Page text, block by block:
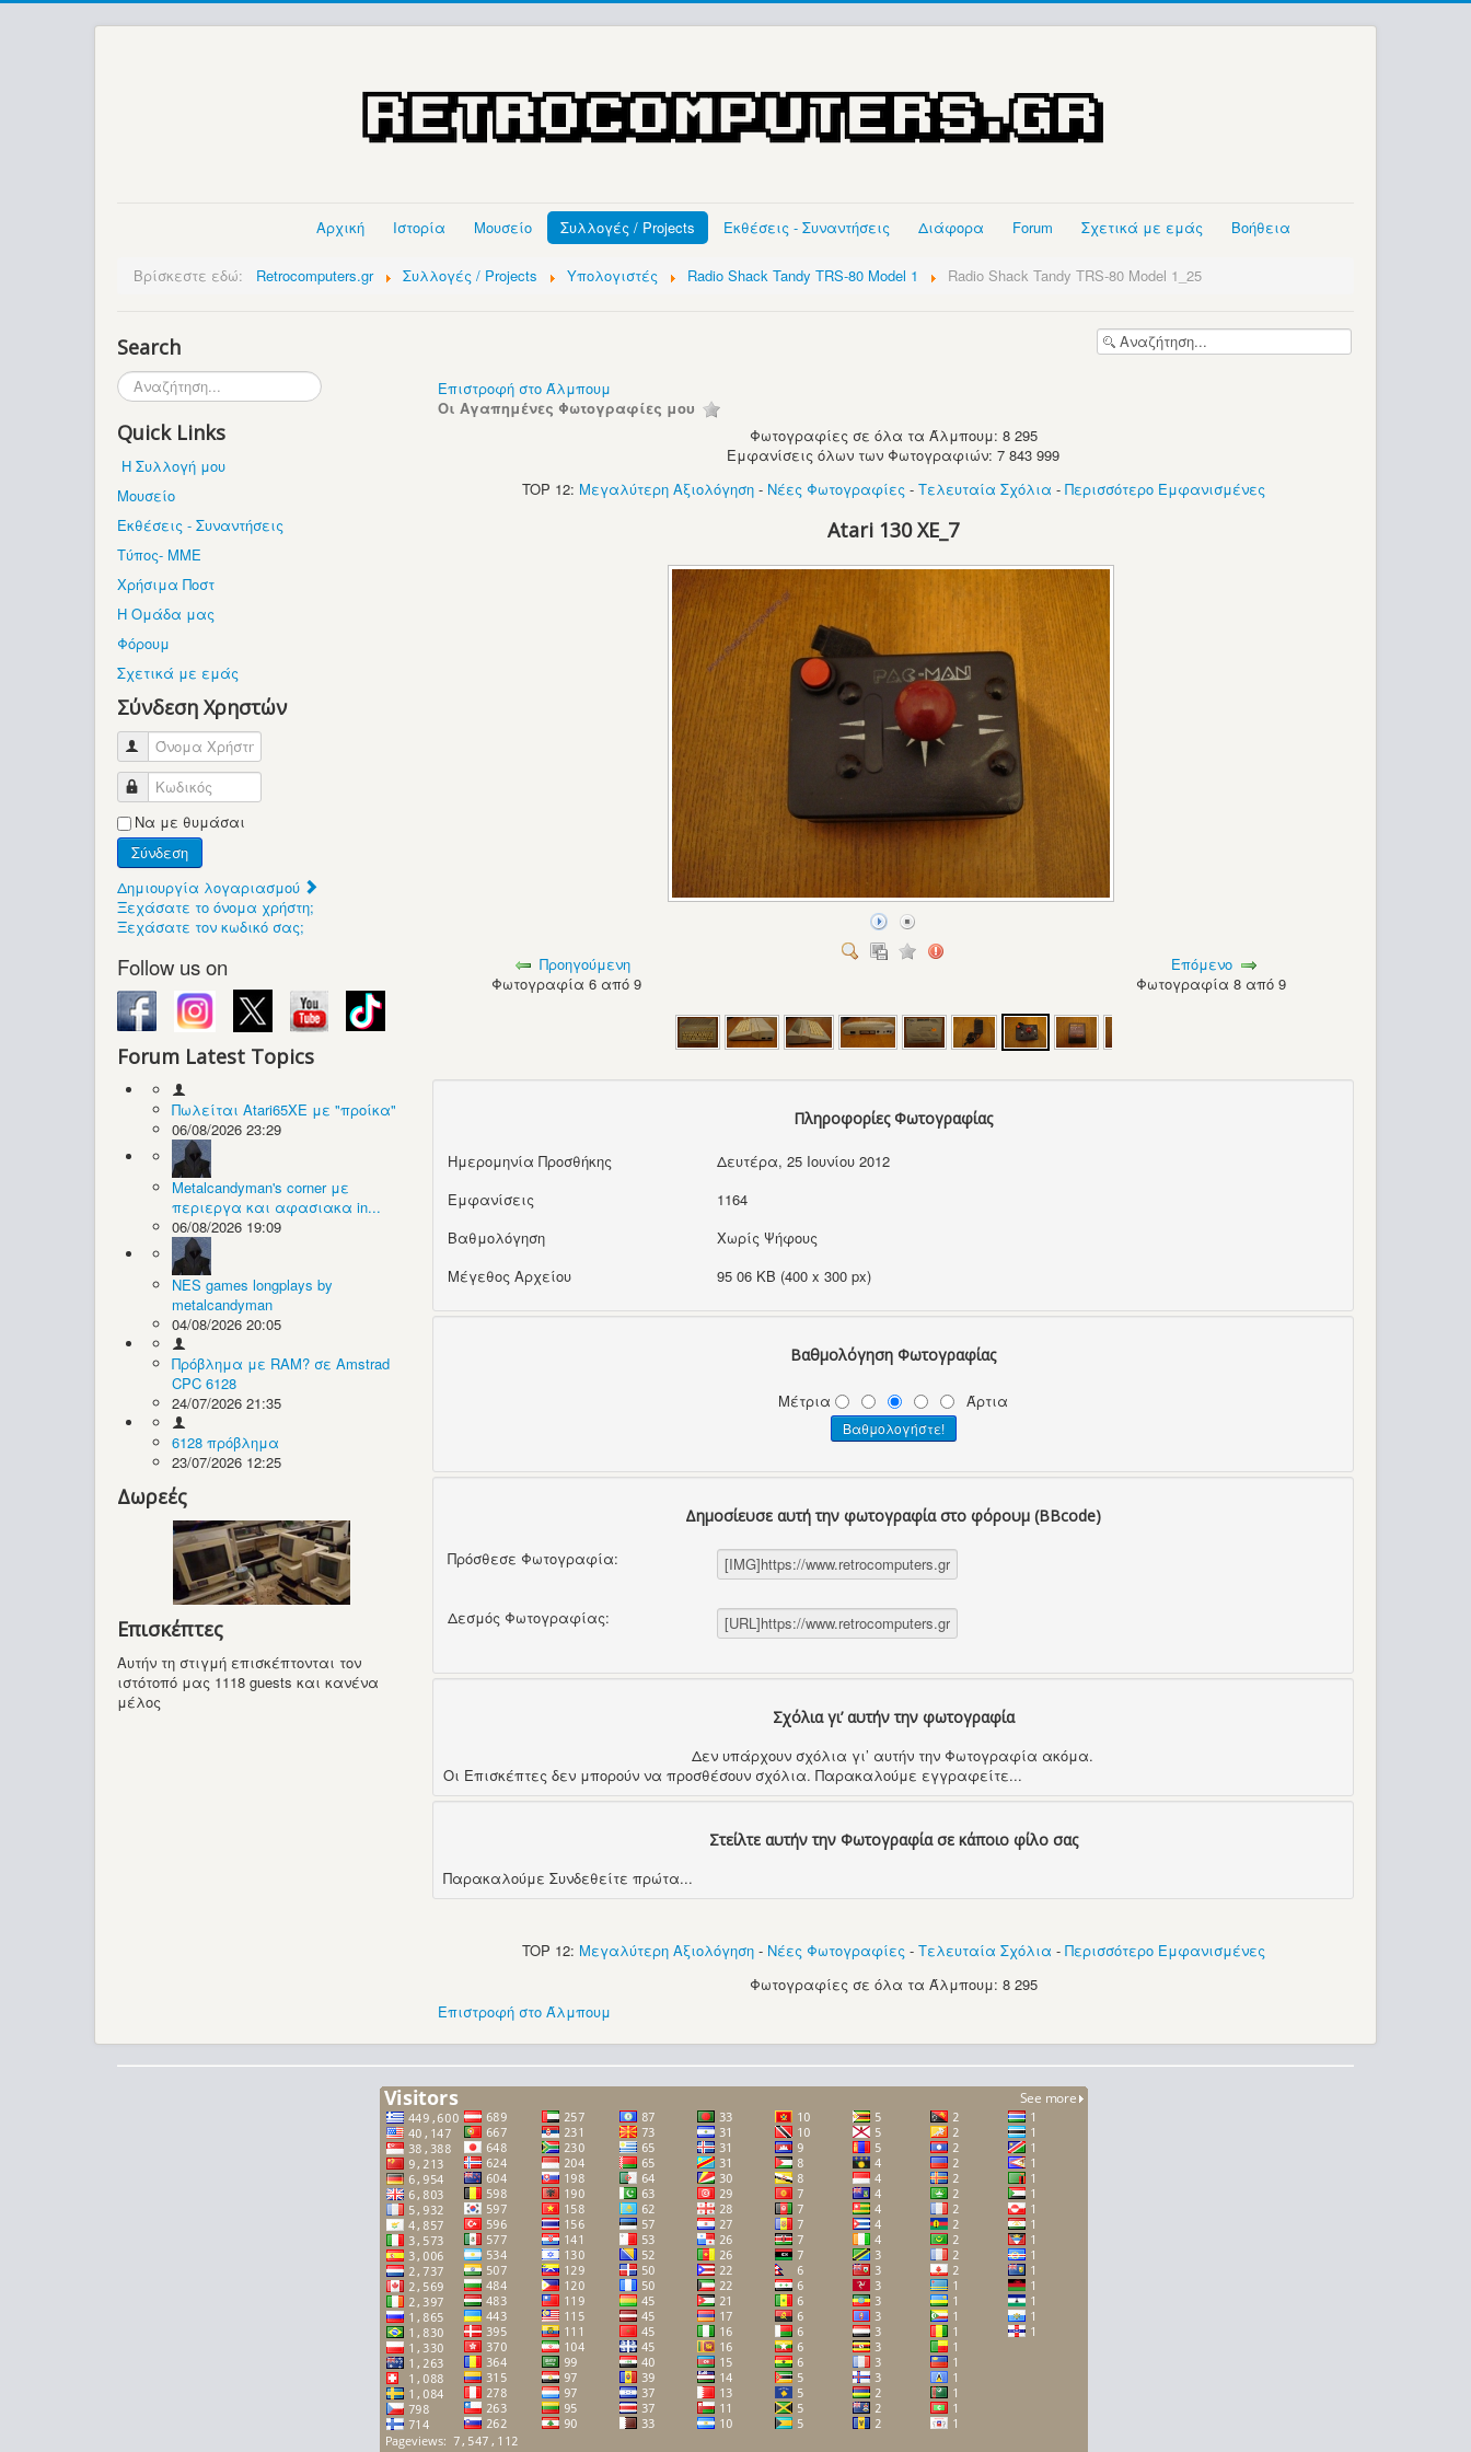
Αρχική Ιστορία Μουσείο Συλλογές / Projects Εκθέσεις - Συναντήσεις Διάφορα Forum Σχετικά με εμάς Βοήθεια
Βρίσκεστε εδώ: Retrocomputers.gr Συλλογές / Projects Υπολογιστές Radio Shack Tandy TRS-80 Model 1 Radio Shack Tandy TRS-80 Model 1_25
Search
Αναζήτηση...
Quick Links
Η Συλλογή μου
Μουσείο
Εκθέσεις - Συναντήσεις
Τύπος- ΜΜΕ
Χρήσιμα Ποστ
Η Ομάδα μας
Φόρουμ
Σχετικά με εμάς
Σύνδεση Χρηστών
Όνομα Χρήστη
Κωδικός
Να με θυμάσαι
Σύνδεση
Δημιουργία λογαριασμού
Ξεχάσατε το όνομα χρήστη;
Ξεχάσατε τον κωδικό σας;
Follow us on
Forum Latest Topics
Πωλείται Atari65XE με "προίκα"
06/08/2026 23:29
Metalcandyman's corner με
περιεργα και αφασιακα in...
06/08/2026 19:09
NES games longplays by
metalcandyman
04/08/2026 20:05
Πρόβλημα με RAM? σε Amstrad
CPC 6128
24/07/2026 21:35
6128 πρόβλημα
23/07/2026 12:25
Δωρεές
Επισκέπτες
Αυτήν τη στιγμή επισκέπτονται τον
ιστότοπό μας 1118 guests και κανένα
μέλος
Επιστροφή στο Άλμπουμ
Οι Αγαπημένες Φωτογραφίες μου
Φωτογραφίες σε όλα τα Άλμπουμ: 8 295
Εμφανίσεις όλων των Φωτογραφιών: 7 843 999
TOP 12: Μεγαλύτερη Αξιολόγηση- Νέες Φωτογραφίες - Τελευταία Σχόλια - Περισσότερο Εμφανισμένες
Atari 130 XE_7
Προηγούμενη
Φωτογραφία 6 από 9
Επόμενο
Φωτογραφία 8 από 9
Πληροφορίες Φωτογραφίας
Ημερομηνία Προσθήκης
Δευτέρα, 25 Ιουνίου 2012
Εμφανίσεις
1164
Βαθμολόγηση
Χωρίς Ψήφους
Μέγεθος Αρχείου
95 06 KB (400 x 300 px)
Βαθμολόγηση Φωτογραφίας
Μέτρια Άρτια
Δημοσίευσε αυτή την φωτογραφία στο φόρουμ (BBcode)
Πρόσθεσε Φωτογραφία:
Δεσμός Φωτογραφίας:
Σχόλια γι’ αυτήν την φωτογραφία
Δεν υπάρχουν σχόλια γι’ αυτήν την Φωτογραφία ακόμα.
Οι Επισκέπτες δεν μπορούν να προσθέσουν σχόλια. Παρακαλούμε εγγραφείτε...
Στείλτε αυτήν την Φωτογραφία σε κάποιο φίλο σας
Παρακαλούμε Συνδεθείτε πρώτα...
TOP 12: Μεγαλύτερη Αξιολόγηση- Νέες Φωτογραφίες - Τελευταία Σχόλια - Περισσότερο Εμφανισμένες
Φωτογραφίες σε όλα τα Άλμπουμ: 8 295
Επιστροφή στο Άλμπουμ